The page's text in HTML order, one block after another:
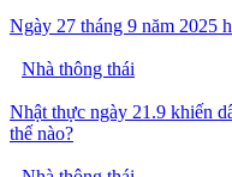
Ngày 27 tháng 9 năm 2025
Nhà thông thái
Nhật thực ngày 21.9 khiến
thế nào?